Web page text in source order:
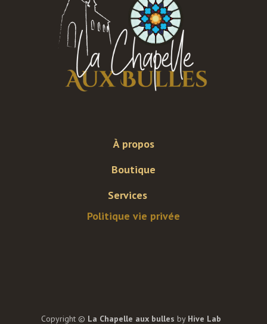
À propos
Boutique
Services
Politique vie privée
Copyright © La Chapelle aux bulles by Hive Lab